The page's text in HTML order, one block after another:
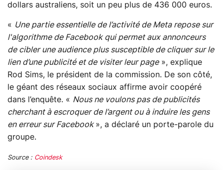
dollars australiens, soit un peu plus de 436 000 euros.
« Une partie essentielle de l’activité de Meta repose sur
l'algorithme de Facebook qui permet aux annonceurs
de cibler une audience plus susceptible de cliquer sur le
lien d’une publicité et de visiter leur page», explique
Rod Sims, le président de la commission. De son côté,
le géant des réseaux sociaux affirme avoir coopéré
dans l’enquête. « Nous ne voulons pas de publicités
cherchant à escroquer de l’argent ou à induire les gens
en erreur sur Facebook », a déclaré un porte-parole du
groupe.
Source : Coindesk